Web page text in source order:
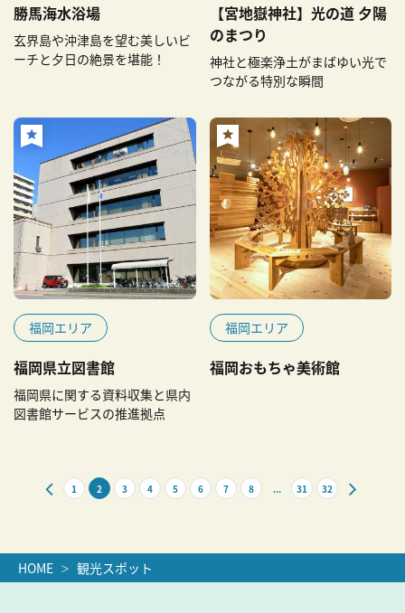
勝馬海水浴場
玄界島や沖津島を望む美しいビ
ーチと夕日の絶景を堪能！
【宮地嶽神社】光の道 夕陽
のまつり
神社と極楽浄土がまばゆい光で
つながる特別な瞬間
福岡エリア
福岡県立図書館
福岡県に関する資料収集と県内
図書館サービスの推進拠点
福岡エリア
福岡おもちゃ美術館
1 2 3 4 5 6 7 8 ... 31 32
HOME 観光スポット